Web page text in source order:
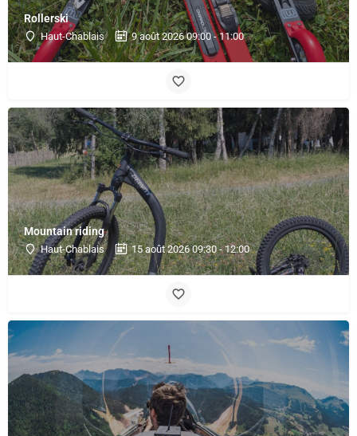
Rollerski
Haut-Chablais 9 août 2026 09:00 - 11:00
Mountain riding
Haut-Chablais 15 août 2026 09:30 - 12:00